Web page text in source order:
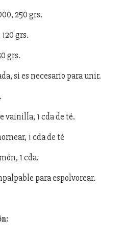
250 grs.
grs.
grs.
si es necesario para unir.
vainilla, 1 cda de té.
1 cda de té
1 cda.
para espolvorear.